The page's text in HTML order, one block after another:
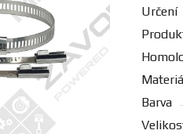
Určení
Barva